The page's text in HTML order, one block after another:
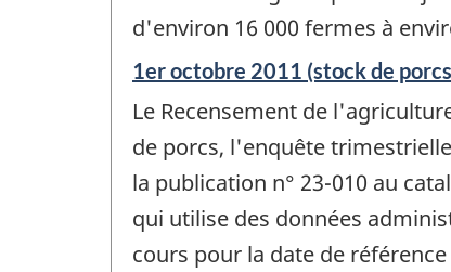
d'environ 16 000 fermes à
Période
référence
de
changement
-
1er octobre 2011 (stock de
Le Recensement de
de porcs, l'enquête
la publication n° 23-010 au
qui utilise des données
cours pour la date de